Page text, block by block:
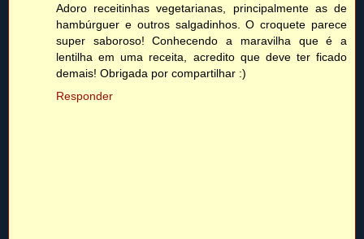
Adoro receitinhas vegetarianas, principalmente as de
hambúrguer e outros salgadinhos. O croquete parece
super saboroso! Conhecendo a maravilha que é a
lentilha em uma receita, acredito que deve ter ficado
demais! Obrigada por compartilhar :)
Responder